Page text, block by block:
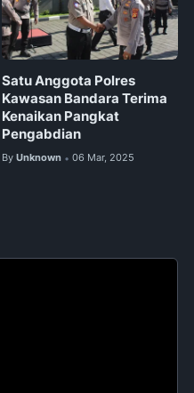
Satu Anggota Polres
Kawasan Bandara Terima
Kenaikan Pangkat
Pengabdian
By Unknown • 06 Mar, 2025